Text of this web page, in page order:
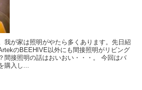
我が家は照明がやたら多くあります。先日紹
のBEEHIVE以外にも間接照明がリビング
間接照明の話はおいおい・・・。 今回はバ
購入し...